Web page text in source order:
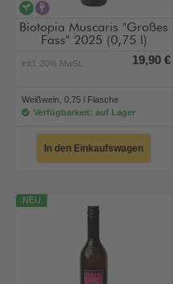
veganalkoholhaltig
Biotopia Muscaris "Großes
Fass" 2025 (0,75 l)
inkl. 20% MwSt. 19,90 €
Weißwein, 0,75 l Flasche
Verfügbarkeit: auf Lager
In den Einkaufswagen
NEU